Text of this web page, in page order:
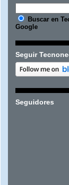
Buscar en
Google
Seguir
Seguidores